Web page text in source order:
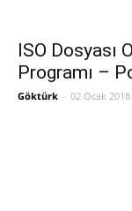
ISO Dosyası
Programı –
Göktürk - 02 Ocak 2018